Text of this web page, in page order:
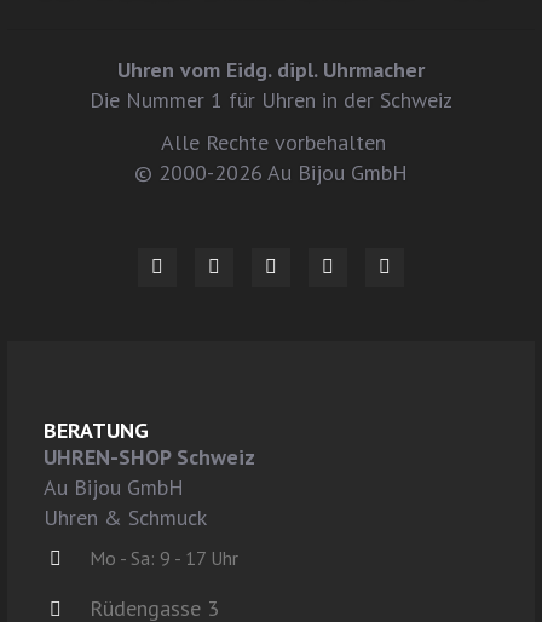
Uhren vom Eidg. dipl. Uhrmacher
Die Nummer 1 für Uhren in der Schweiz
Alle Rechte vorbehalten
© 2000-2026 Au Bijou GmbH
BERATUNG
UHREN-SHOP Schweiz
Au Bijou GmbH
Uhren & Schmuck
Mo - Sa: 9 - 17 Uhr
Rüdengasse 3